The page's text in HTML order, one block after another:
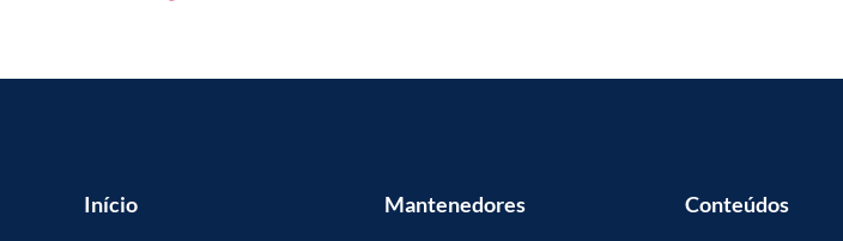
Início Mantenedores Conteúdos